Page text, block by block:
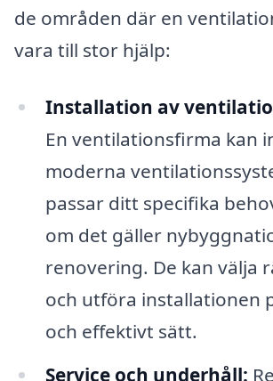
de områden där en
vara till stor hjälp:
Installation av
En ventilationsfirma kan
moderna
passar ditt specifika
om det gäller
renovering. De kan välja
och utföra installationen
och effektivt sätt.
Service och underhåll: